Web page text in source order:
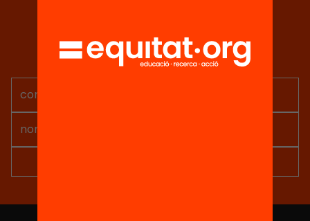
Rep continguts, iniciatives i
projectes per implicar-te.